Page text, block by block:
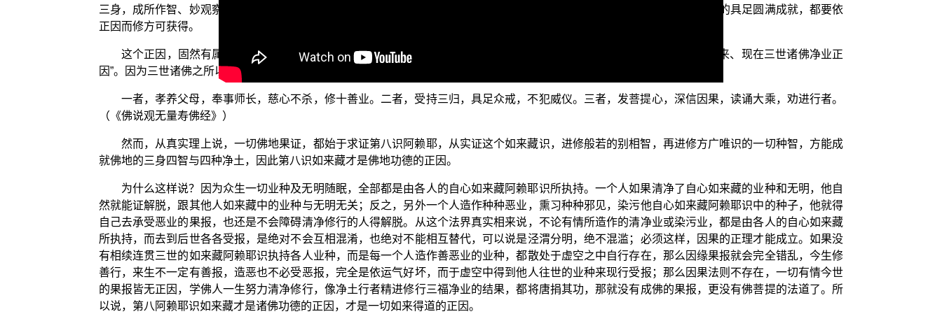
三身，成所作智、妙观察智、平等性智、大圆镜智这四智，以及常寂光净土、实报庄严土、方便有余土、凡圣同居土四种净土的具足圆满成就，都要依
正因而修方可获得。
这个正因，固然有属于事修的部分，例如净土三经的《佛说观无量寿佛经》中 释迦世尊就开示：三福净业“乃是过去、未来、现在三世诸佛净业正
因”。因为三世诸佛之所以成佛，不能离开三福净业；往生极乐世界，要求品位高升，也不能离开三福净业。经中说这三福净业：
一者，孝养父母，奉事师长，慈心不杀，修十善业。二者，受持三归，具足众戒，不犯威仪。三者，发菩提心，深信因果，读诵大乘，劝进行者。
（《佛说观无量寿佛经》）
然而，从真实理上说，一切佛地果证，都始于求证第八识阿赖耶，从实证这个如来藏识，进修般若的别相智，再进修方广唯识的一切种智，方能成
就佛地的三身四智与四种净土，因此第八识如来藏才是佛地功德的正因。
为什么这样说？因为众生一切业种及无明随眠，全部都是由各人的自心如来藏阿赖耶识所执持。一个人如果清净了自心如来藏的业种和无明，他自
然就能证解脱，跟其他人如来藏中的业种与无明无关；反之，另外一个人造作种种恶业，熏习种种邪见，染污他自心如来藏阿赖耶识中的种子，他就得
自己去承受恶业的果报，也还是不会障碍清净修行的人得解脱。从这个法界真实相来说，不论有情所造作的清净业或染污业，都是由各人的自心如来藏
所执持，而去到后世各各受报，是绝对不会互相混淆，也绝对不能相互替代，可以说是泾渭分明，绝不混滥；必须这样，因果的正理才能成立。如果没
有相续连贯三世的如来藏阿赖耶识执持各人业种，而是每一个人造作善恶业的业种，都散处于虚空之中自行存在，那么因缘果报就会完全错乱，今生修
善行，来生不一定有善报，造恶也不必受恶报，完全是依运气好坏，而于虚空中得到他人往世的业种来现行受报；那么因果法则不存在，一切有情今世
的果报皆无正因，学佛人一生努力清净修行，像净土行者精进修行三福净业的结果，都将唐捐其功，那就没有成佛的果报，更没有佛菩提的法道了。所
以说，第八阿赖耶识如来藏才是诸佛功德的正因，才是一切如来得道的正因。